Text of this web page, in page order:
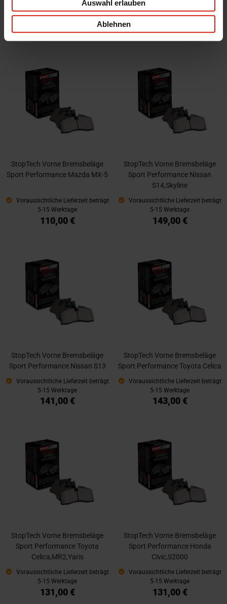
Auswahl erlauben
Ablehnen
Voraussichtliche Lieferzeit beträgt
145,00 €
Voraussichtliche Lieferzeit beträgt
157,00 €
StopTech Vorne Bremsbeläge
Sport Performance Mazda MX-5
Voraussichtliche Lieferzeit beträgt
5-15 Werktage
110,00 €
StopTech Vorne Bremsbeläge
Sport Performance Nissan
S14,Skyline
Voraussichtliche Lieferzeit beträgt
5-15 Werktage
149,00 €
StopTech Vorne Bremsbeläge
Sport Performance Nissan S13
Voraussichtliche Lieferzeit beträgt
5-15 Werktage
141,00 €
StopTech Vorne Bremsbeläge
Sport Performance Toyota Celica
Voraussichtliche Lieferzeit beträgt
5-15 Werktage
143,00 €
StopTech Vorne Bremsbeläge
Sport Performance Toyota
Celica,MR2,Yaris
Voraussichtliche Lieferzeit beträgt
5-15 Werktage
131,00 €
StopTech Vorne Bremsbeläge
Sport Performance Honda
Civic,S2000
Voraussichtliche Lieferzeit beträgt
5-15 Werktage
131,00 €